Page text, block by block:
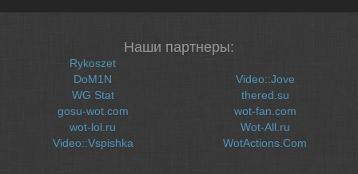
Наши партнеры:
Rykoszet
DoM1N
WG Stat
gosu-wot.com
wot-lol.ru
Video::Vspishka
Video::Jove
thered.su
wot-fan.com
Wot-All.ru
WotActions.Com